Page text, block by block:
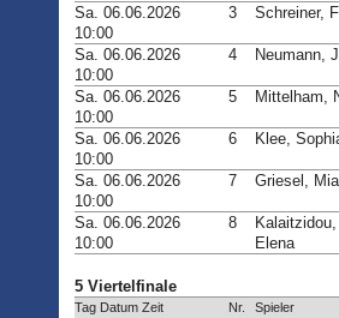
Sa. 06.06.2026
10:00
3 Schreiner,
Sa. 06.06.2026
10:00
4 Neumann,
Sa. 06.06.2026
10:00
5 Mittelham,
Sa. 06.06.2026
10:00
6 Klee,
Sa. 06.06.2026
10:00
7 Griesel, Mia
Sa. 06.06.2026
10:00
8
Elena
5 Viertelfinale
Tag Datum Zeit Nr. Spieler